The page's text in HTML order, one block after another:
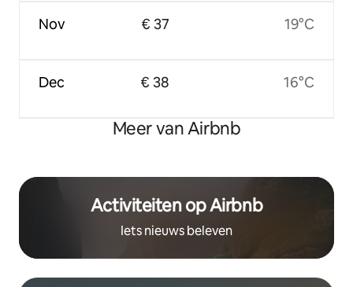
Nov
Dec
€ 37
€ 38
19°C
16°C
Meer van Airbnb
Activiteiten op Airbnb
Iets nieuws beleven